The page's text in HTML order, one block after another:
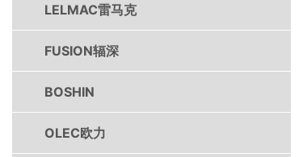
LELMAC雷马克
FUSION辐深
BOSHIN
OLEC欧力